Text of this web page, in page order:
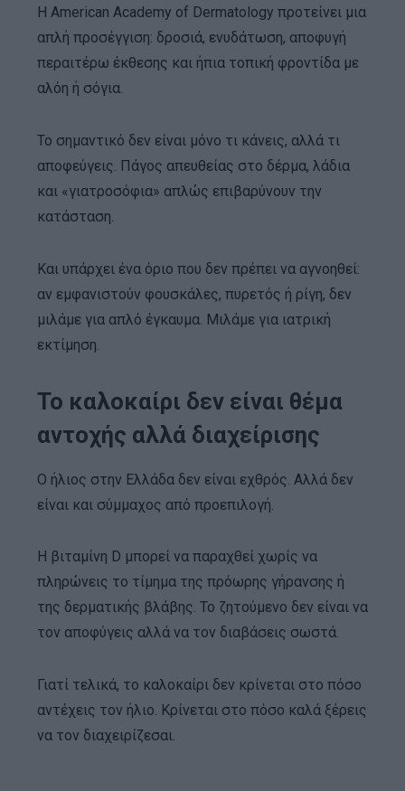
Η American Academy of Dermatology προτείνει μια
απλή προσέγγιση: δροσιά, ενυδάτωση, αποφυγή
περαιτέρω έκθεσης και ήπια τοπική φροντίδα με
αλόη ή σόγια.
Το σημαντικό δεν είναι μόνο τι κάνεις, αλλά τι
αποφεύγεις. Πάγος απευθείας στο δέρμα, λάδια
και «γιατροσόφια» απλώς επιβαρύνουν την
κατάσταση.
Και υπάρχει ένα όριο που δεν πρέπει να αγνοηθεί:
αν εμφανιστούν φουσκάλες, πυρετός ή ρίγη, δεν
μιλάμε για απλό έγκαυμα. Μιλάμε για ιατρική
εκτίμηση.
Το καλοκαίρι δεν είναι θέμα
αντοχής αλλά διαχείρισης
Ο ήλιος στην Ελλάδα δεν είναι εχθρός. Αλλά δεν
είναι και σύμμαχος από προεπιλογή.
Η βιταμίνη D μπορεί να παραχθεί χωρίς να
πληρώνεις το τίμημα της πρόωρης γήρανσης ή
της δερματικής βλάβης. Το ζητούμενο δεν είναι να
τον αποφύγεις αλλά να τον διαβάσεις σωστά.
Γιατί τελικά, το καλοκαίρι δεν κρίνεται στο πόσο
αντέχεις τον ήλιο. Κρίνεται στο πόσο καλά ξέρεις
να τον διαχειρίζεσαι.